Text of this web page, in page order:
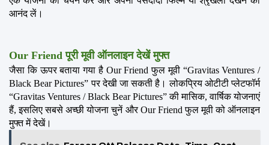
आनंद लें।
Our Friend पूरी मूवी ऑनलाइन देखें मुफ्त
जैसा कि ऊपर बताया गया है Our Friend फुल मूवी “Gravitas Ventures /
Black Bear Pictures” पर देखी जा सकती है। लोकप्रिय ओटीटी प्लेटफॉर्म
“Gravitas Ventures / Black Bear Pictures” की मासिक, वार्षिक योजनाएं
हैं, इसलिए सबसे अच्छी योजना चुनें और Our Friend फुल मूवी को ऑनलाइन
मुफ्त में देखें।